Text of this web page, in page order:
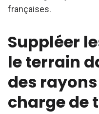
françaises.
Suppléer
le terrain
des
charge de